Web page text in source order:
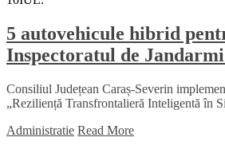
5 autovehicule hibrid
Inspectoratul de
Consiliul Județean Caraș-Severin
„Reziliență Transfrontalieră Inteligentă în
Administratie Read More